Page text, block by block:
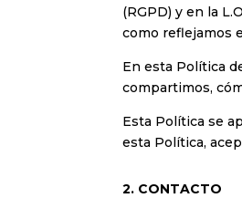
(RGPD) y en la
como reflejamos
En esta Política
compartimos,
Esta Política se
esta Política,
2. CONTACTO